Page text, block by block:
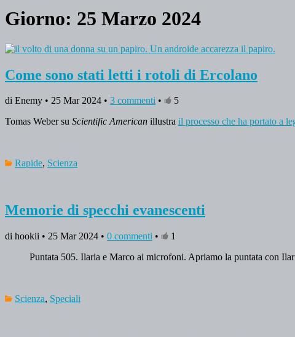
Giorno: 25 Marzo 2024
Come sono stati letti i rotoli di Ercolano
di Enemy • 25 Mar 2024 • 3 commenti •
5
Tomas Weber su Scientific American illustra il processo che ha portato a
Rapide, Scienza
Memorie di specchi evanescenti
di hookii • 25 Mar 2024 • 0 commenti •
1
Puntata 505. Ilaria e Marco ai microfoni. Apriamo la puntata con
Scienza, Speciali